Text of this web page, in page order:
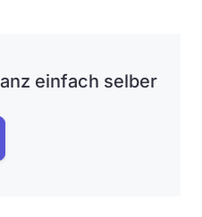
einfach selber